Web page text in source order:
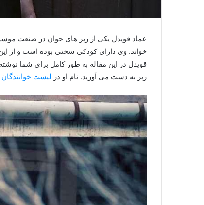
عماد قویدل یکی از رپر های جوان در صنعت
خواند. وی دارای کودکی سختی بوده است و از
قویدل در این مقاله به طور کامل برای شما
رپر به دست می آورید. نام او در لیست